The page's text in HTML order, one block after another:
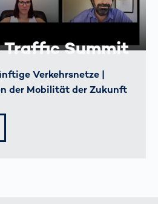
Traffic Summit
Verkehrsnetze |
der Mobilität der Zukunft